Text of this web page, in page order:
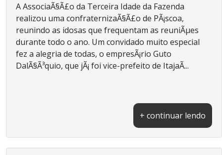
A AssociaÃ§Ã£o da Terceira Idade da Fazenda
realizou uma confraternizaÃ§Ã£o de PÃ¡scoa,
reunindo as idosas que frequentam as reuniÃµes
durante todo o ano. Um convidado muito especial
fez a alegria de todas, o empresÃ¡rio Guto
DalÃ§Ã³quio, que jÃ¡ foi vice-prefeito de ItajaÃ­...
+ continuar lendo